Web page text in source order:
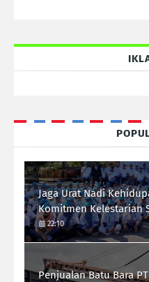
Jaga Urat Nadi
Komitmen Kelestarian
Sungai Indonesia 2026
22:10
Penjualan Batu Bara